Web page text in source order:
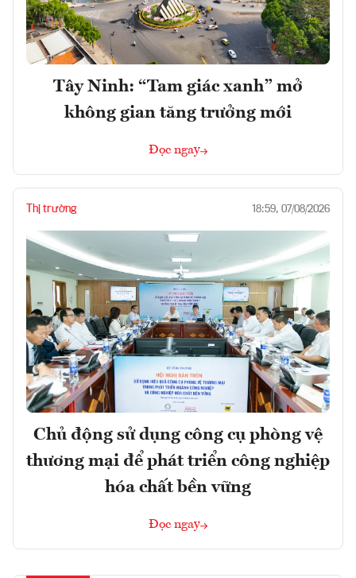
Tây Ninh: “Tam giác xanh” mở
không gian tăng trưởng mới
Đọc ngay
Thị trường 18:59, 07/08/2026
Chủ động sử dụng công cụ phòng vệ
thương mại để phát triển công nghiệp
hóa chất bền vững
Đọc ngay